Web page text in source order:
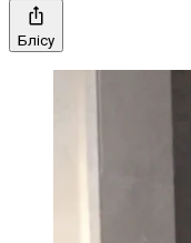
Бөлісу